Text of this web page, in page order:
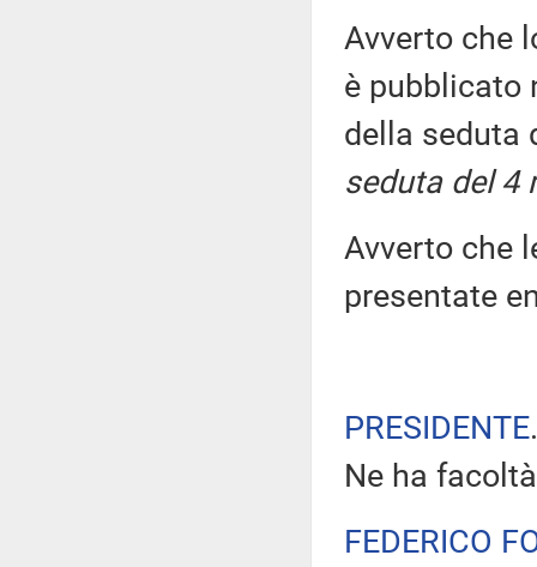
Avverto che
è pubblicato
della seduta
seduta del 4
Avverto che
presentate
PRESIDENTE
Ne ha
FEDERICO